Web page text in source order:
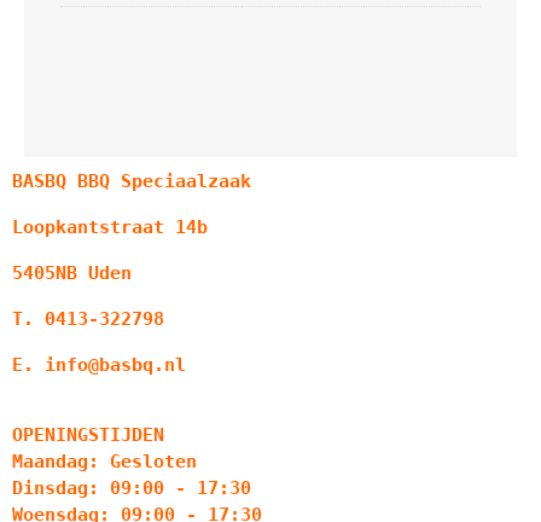
BASBQ BBQ Speciaalzaak
Loopkantstraat 14b
5405NB Uden
T. 0413-322798
E. info@basbq.nl
OPENINGSTIJDEN
Maandag: Gesloten
Dinsdag: 09:00 - 17:30
Woensdag: 09:00 - 17:30